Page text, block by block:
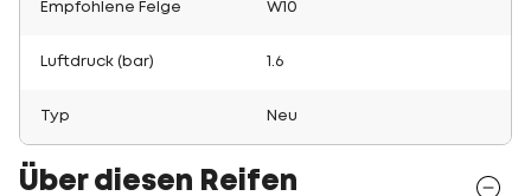
Empfohlene Felge W10
Luftdruck (bar) 1.6
Typ Neu
Über diesen Reifen